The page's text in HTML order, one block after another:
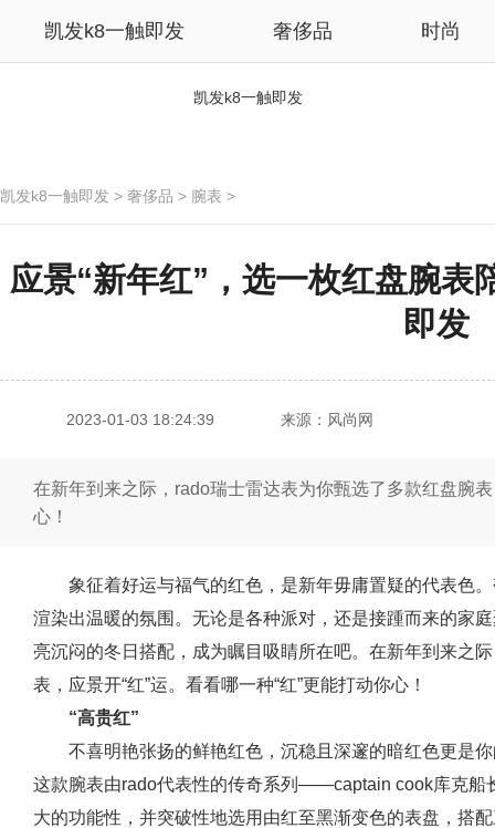
凯发k8一触即发 奢侈品 时尚
凯发k8一触即发
凯发k8一触即发 > 奢侈品 > 腕表 >
应景“新年红”，选一枚红盘腕表
即发
2023-01-03 18:24:39 来源：风尚网
在新年到来之际，rado瑞士雷达表为你甄选了多款红盘腕表
心！
象征着好运与福气的红色，是新年毋庸置疑的代表色
渲染出温暖的氛围。无论是各种派对，还是接踵而来的家
亮沉闷的冬日搭配，成为瞩目吸睛所在吧。在新年到来之
表，应景开“红”运。看看哪一种“红”更能打动你心！
“高贵红”
不喜明艳张扬的鲜艳红色，沉稳且深邃的暗红色更是
这款腕表由rado代表性的传奇系列——captain cook库克船
大的功能性，并突破性地选用由红至黑渐变色的表盘，搭